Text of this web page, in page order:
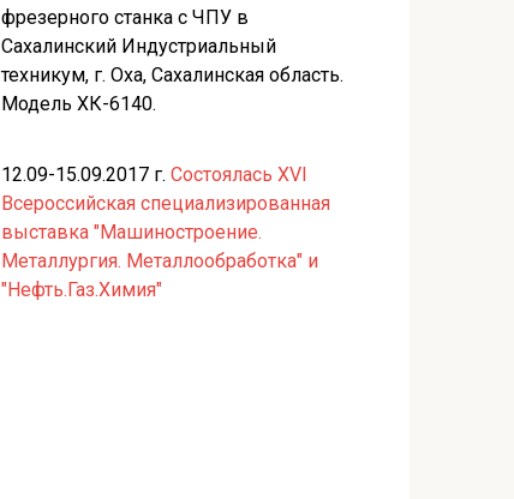
фрезерного станка с ЧПУ в
Сахалинский Индустриальный
техникум, г. Оха, Сахалинская область.
Модель ХК-6140.
12.09-15.09.2017 г. Состоялась XVI
Всероссийская специализированная
выставка "Машиностроение.
Металлургия. Металлообработка" и
"Нефть.Газ.Химия"